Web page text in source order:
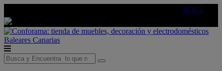
AQUÍ
Baleares Canarias